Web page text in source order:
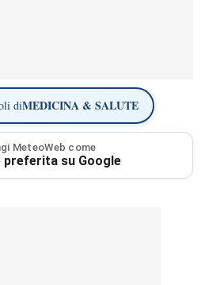
diMEDICINA & SALUTE
MeteoWeb come
preferita su Google